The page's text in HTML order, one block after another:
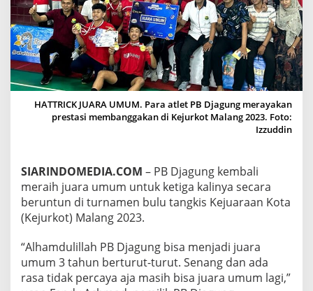
E
M
B
A
L
I
A
I
H
R
A
U
M
U
K
E
J
U
HATTRICK JUARA UMUM. Para atlet PB Djagung merayakan
prestasi membanggakan di Kejurkot Malang 2023. Foto:
Izzuddin
SIARINDOMEDIA.COM – PB Djagung kembali
meraih juara umum untuk ketiga kalinya secara
beruntun di turnamen bulu tangkis Kejuaraan Kota
(Kejurkot) Malang 2023.
“Alhamdulillah PB Djagung bisa menjadi juara
umum 3 tahun berturut-turut. Senang dan ada
rasa tidak percaya aja masih bisa juara umum lagi,”